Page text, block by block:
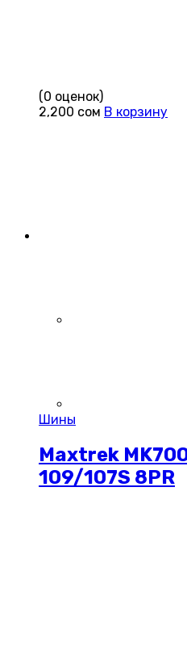
(0 оценок)
2,200 сом В корзину
Шины
Maxtrek
109/107S 8PR